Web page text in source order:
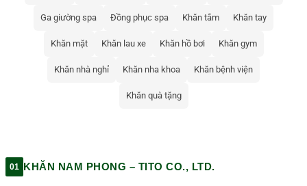
Ga giường spa Đồng phục spa Khăn tắm Khăn tay
Khăn mặt Khăn lau xe Khăn hồ bơi Khăn gym
Khăn nhà nghỉ Khăn nha khoa Khăn bệnh viện
Khăn quà tặng
01 KHĂN NAM PHONG – TITO CO., LTD.